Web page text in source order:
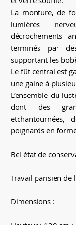
La monture, de
lumières
décrochements
terminés par
supportant les
Le fût central est
une gaine à
L’ensemble du
dont des
etchantournées,
poignards en
Bel état de
Travail parisien de
Dimensions :